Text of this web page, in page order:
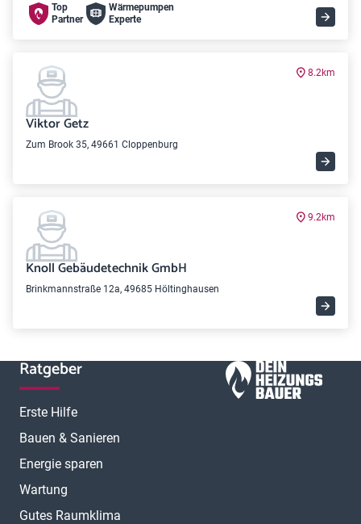
Top
Partner
Wärme­pumpen
Experte
8.2km
Viktor Getz
Zum Brook 35, 49661 Cloppenburg
9.2km
Knoll Gebäudetechnik GmbH
Brinkmannstraße 12a, 49685 Höltinghausen
Ratgeber
Erste Hilfe
Bauen & Sanieren
Energie sparen
Wartung
Gutes Raumklima